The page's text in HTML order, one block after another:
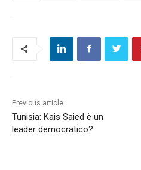
Previous article
Tunisia: Kais Saied è un
leader democratico?